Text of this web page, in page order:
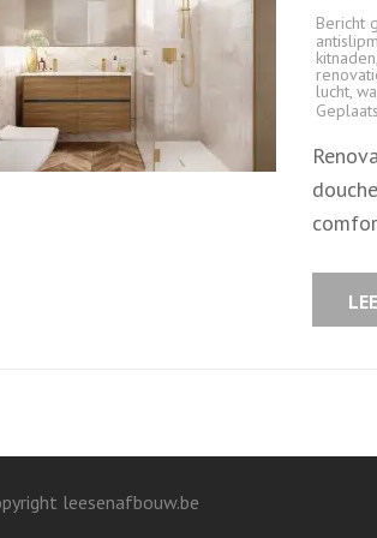
Bericht
kitnaden,
lucht,
leesenafbouw.be